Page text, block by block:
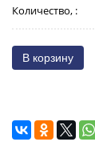
Количество, :